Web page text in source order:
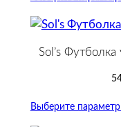
Sol’s
Выберите